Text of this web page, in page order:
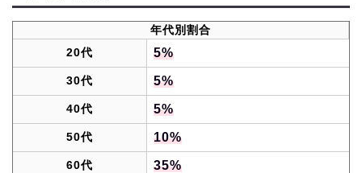
年代別割合
20代
5%
30代 5%
40代 5%
50代 10%
60代 35%